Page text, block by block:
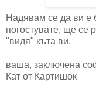
Надявам се да ви е
погостувате, ще се
"видя" къта ви.
ваша, заключена
Кат от Картишок